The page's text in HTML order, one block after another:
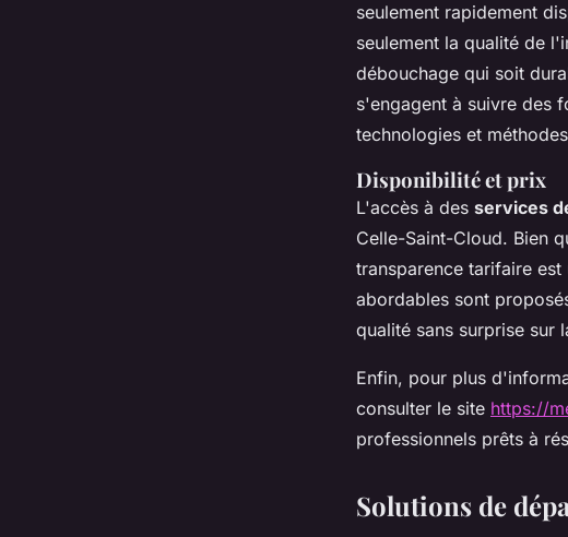
seulement rapidement
seulement la qualité de
débouchage qui soit
s'engagent à suivre des
technologies et
Disponibilité et prix
L'accès à des services
Celle-Saint-Cloud. Bien
transparence tarifaire
abordables sont
qualité sans surprise sur
Enfin, pour plus
consulter le site https://
professionnels prêts à
Solutions de